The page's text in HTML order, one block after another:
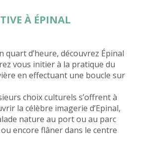
À ÉPINAL
quart d’heure, découvrez Épinal
vous initier à la pratique du
en effectuant une boucle sur
choix culturels s’offrent à
la célèbre imagerie d’Epinal,
nature au port ou au parc
encore flâner dans le centre